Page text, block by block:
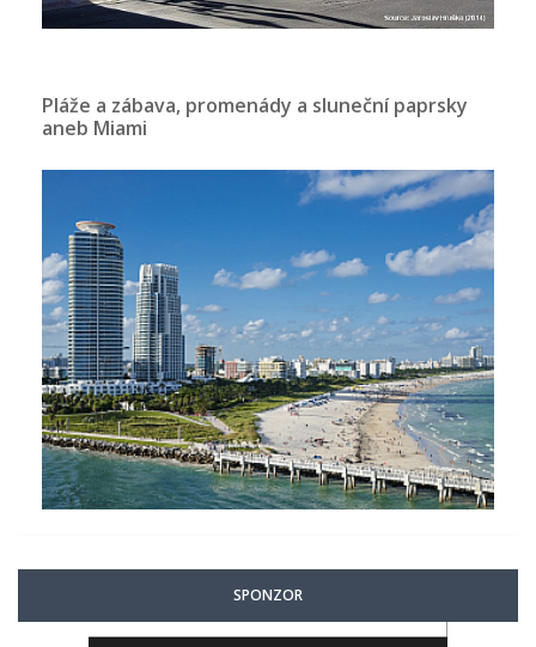
Pláže a zábava, promenády a sluneční paprsky
aneb Miami
SPONZOR